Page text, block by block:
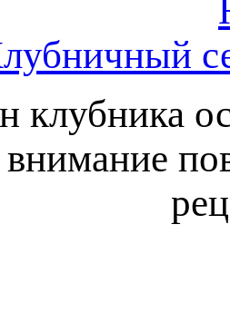
клубника
внимание